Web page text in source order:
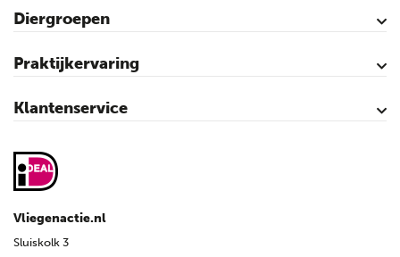
Diergroepen
Rundvee
Paarden
Schapen
Geiten
Varkens
Pluimvee
Praktijkervaring
Kalveren
Koeien
Varkens
Over vliegen…
Vliegenbestrijding – video’s
Klantenservice
Contact
Mijn account
Veilig winkelen
Algemene voorwaarden
Privacy- en cookieverklaring
Disclaimer
Sitemap
Vliegenactie.nl
Sluiskolk 3